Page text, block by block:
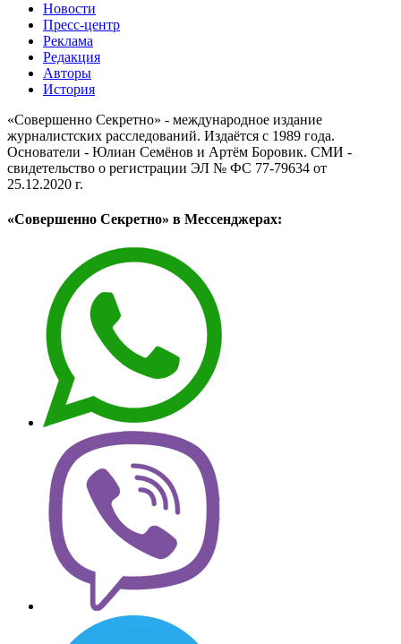
Новости
Пресс-центр
Реклама
Редакция
Авторы
История
«Совершенно Секретно» - международное издание
журналистских расследований. Издаётся с 1989 года.
Основатели - Юлиан Семёнов и Артём Боровик. CМИ -
свидетельство о регистрации ЭЛ № ФС 77-79634 от
25.12.2020 г.
«Совершенно Секретно» в Мессенджерах: